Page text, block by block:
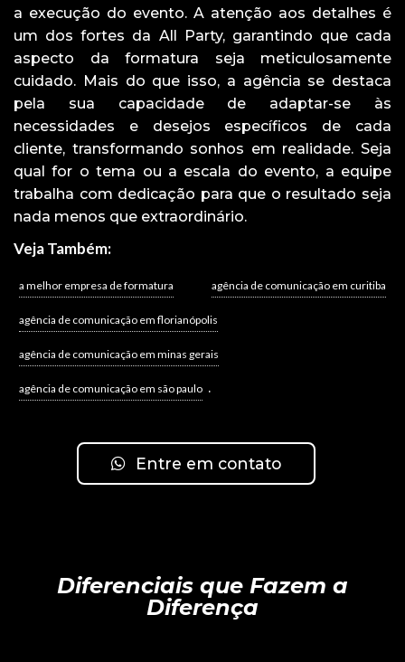
a execução do evento. A atenção aos detalhes é
um dos fortes da All Party, garantindo que cada
aspecto da formatura seja meticulosamente
cuidado. Mais do que isso, a agência se destaca
pela sua capacidade de adaptar-se às
necessidades e desejos específicos de cada
cliente, transformando sonhos em realidade. Seja
qual for o tema ou a escala do evento, a equipe
trabalha com dedicação para que o resultado seja
nada menos que extraordinário.
Veja Também:
a melhor empresa de formatura agência de comunicação em curitiba
agência de comunicação em florianópolis
agência de comunicação em minas gerais
agência de comunicação em são paulo .
Entre em contato
Diferenciais que Fazem a
Diferença